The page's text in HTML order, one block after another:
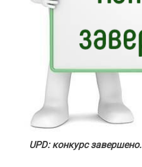
UPD: конкурс завершено.